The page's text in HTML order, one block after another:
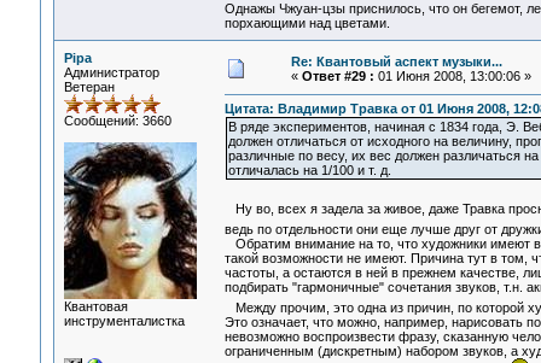
Однажы Чжуан-цзы приснилось, что он бегемот,
порхающими над цветами.
Pipa
Администратор
Ветеран
Сообщений: 3660
Квантовая
инструменталистка
Re: Квантовый аспект музыки...
« Ответ #29 : 01 Июня 2008, 13:00:06 »
Цитата: Владимир Травка от 01 Июня 2008,
В ряде экспериментов, начиная с 1834 года, Э.
должен отличаться от исходного на величину,
различные по весу, их вес должен различаться
отличалась на 1/100 и т. д.
Ну во, всех я задела за живое, даже Травка
ведь по отдельности они еще лучше друг от
Обратим внимание на то, что художники
такой возможности не имеют. Причина тут в том,
частоты, а остаются в ней в прежнем качестве,
подбирать "гармоничные" сочетания звуков, т.н.
Между прочим, это одна из причин, по которой
Это означает, что можно, например, нарисовать
невозможно воспроизвести фразу, сказанную
ограниченным (дискретным) набором звуков, а